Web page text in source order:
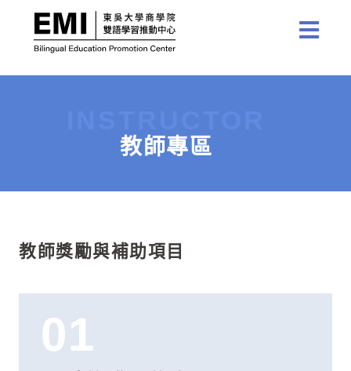
教師專區
教師獎勵與補助項目
01